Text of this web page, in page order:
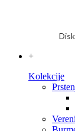
+
Kolekcije